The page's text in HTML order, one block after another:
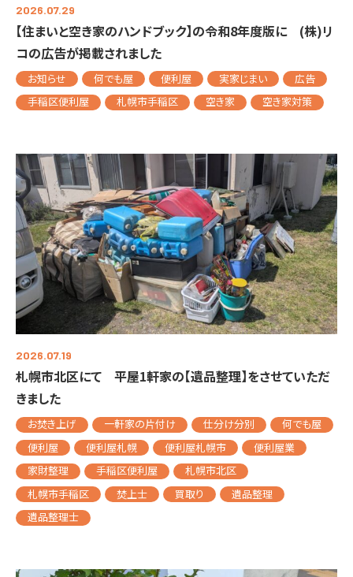
2026.07.29
【住まいと空き家のハンドブック】の令和8年度版に (株)リ
コの広告が掲載されました
お知らせ 何でも屋 便利屋 実家じまい
広告
手稲区便利屋
札幌市手稲区 空き家 空き家対策
2026.07.19
札幌市北区にて 平屋1軒家の【遺品整理】をさせていただ
きました
お焚き上げ 一軒家の片付け 仕分け分別
何でも屋
便利屋
便利屋札幌 便利屋札幌市
便利屋業
家財整理
手稲区便利屋
札幌市北区
札幌市手稲区
焚上士 買取り
遺品整理
遺品整理士